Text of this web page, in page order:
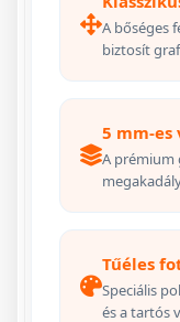
A bőséges
biztosít
5 mm-
A prémium
Tűéles
Speciális
és a tartós